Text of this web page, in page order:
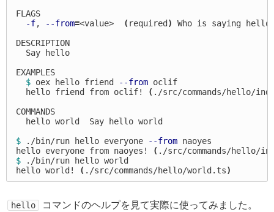
FLAGS
-f, --from=<value> ( required )
Who is saying hello
DESCRIPTION
  Say hello
EXAMPLES
$ oex hello friend --from oclif
  hello friend from oclif!
( ./src/commands/hello/
COMMANDS
  hello world  Say hello world
$
./bin/run hello everyone --from naoyes
hello everyone from naoyes!
( ./src/commands/hello/
$
./bin/run hello world
hello world!
( ./src/commands/hello/world.ts)
hello コマンドのヘルプを見て実際に使ってみました。